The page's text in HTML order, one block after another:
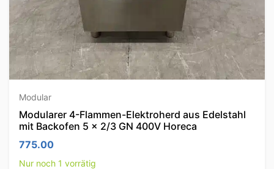
Modular
Modularer 4-Flammen-Elektroherd aus Edelstahl
mit Backofen 5 x 2/3 GN 400V Horeca
775.00
Nur noch 1 vorrätig